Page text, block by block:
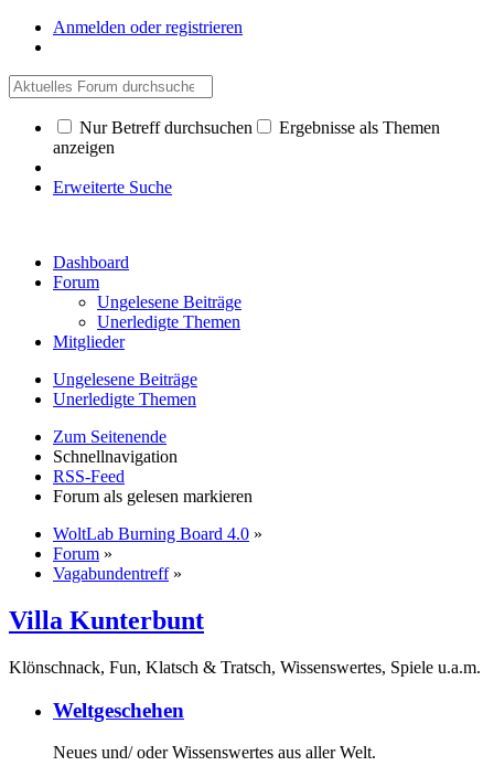
Anmelden oder registrieren
Nur Betreff durchsuchen
Ergebnisse als Themen
anzeigen
Erweiterte Suche
Dashboard
Forum
Ungelesene Beiträge
Unerledigte Themen
Mitglieder
Ungelesene Beiträge
Unerledigte Themen
Zum Seitenende
Schnellnavigation
RSS-Feed
Forum als gelesen markieren
WoltLab Burning Board 4.0 »
Forum »
Vagabundentreff »
Villa Kunterbunt
Klönschnack, Fun, Klatsch & Tratsch, Wissenswertes, Spiele u.a.m.
Weltgeschehen
Neues und/ oder Wissenswertes aus aller Welt.